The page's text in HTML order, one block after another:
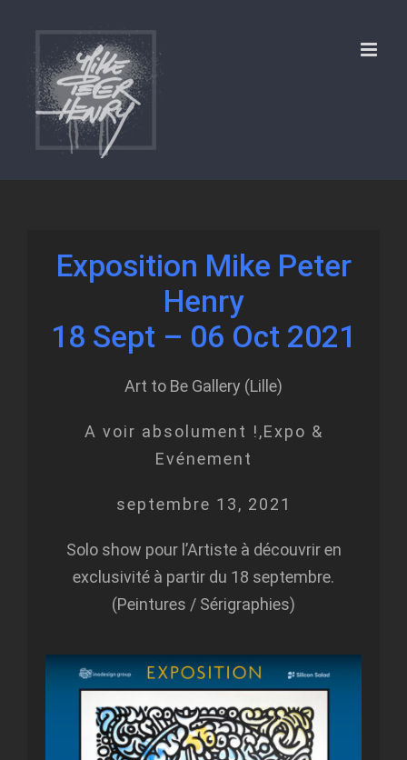
content
Exposition Mike Peter
Henry
18 Sept – 06 Oct 2021
Art to Be Gallery (Lille)
A voir absolument !,Expo &
Evénement
septembre 13, 2021
Solo show pour l’Artiste à découvrir en
exclusivité à partir du 18 septembre.
(Peintures / Sérigraphies)